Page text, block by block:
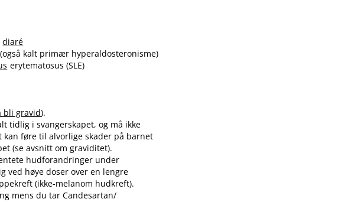
diaré
kalt primær hyperaldosteronisme)
erytematosus (SLE)
bli gravid).
tidlig i svangerskapet, og må ikke
føre til alvorlige skader på barnet
(se avsnitt om graviditet).
hudforandringer under
ved høye doser over en lengre
(ikke-melanom hudkreft).
mens du tar Candesartan​/​